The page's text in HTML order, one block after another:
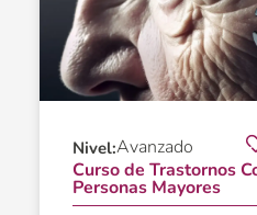
Nivel:Avanzado
Curso de Trastornos
Personas Mayores